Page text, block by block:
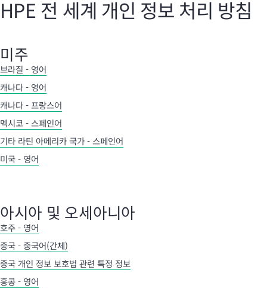
HPE 전 세계 개인 정보 처리 방침
미주
브라질 - 영어
캐나다 - 영어
캐나다 - 프랑스어
멕시코 - 스페인어
기타 라틴 아메리카 국가 - 스페인어
미국 - 영어
아시아 및 오세아니아
호주 - 영어
중국 - 중국어(간체)
중국 개인 정보 보호법 관련 특정 정보
홍콩 - 영어